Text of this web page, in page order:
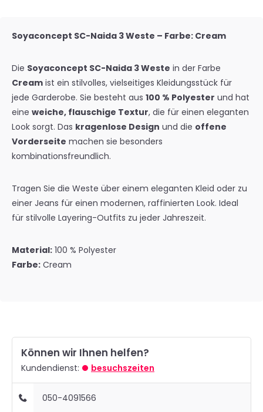
Soyaconcept SC-Naida 3 Weste – Farbe: Cream
Die Soyaconcept SC-Naida 3 Weste in der Farbe
Cream ist ein stilvolles, vielseitiges Kleidungsstück für
jede Garderobe. Sie besteht aus 100 % Polyester und hat
eine weiche, flauschige Textur, die für einen eleganten
Look sorgt. Das kragenlose Design und die offene
Vorderseite machen sie besonders
kombinationsfreundlich.
Tragen Sie die Weste über einem eleganten Kleid oder zu
einer Jeans für einen modernen, raffinierten Look. Ideal
für stilvolle Layering-Outfits zu jeder Jahreszeit.
Material: 100 % Polyester
Farbe: Cream
Können wir Ihnen helfen?
Kundendienst: besuchszeiten
050-4091566